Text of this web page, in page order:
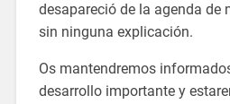
desapareció de la agenda de
sin ninguna explicación.
Os mantendremos
desarrollo importante y